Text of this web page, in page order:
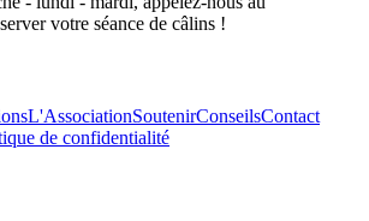
votre séance de câlins !
L'AssociationSoutenirConseilsContact
de confidentialité